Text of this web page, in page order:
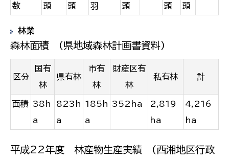
数 頭 頭 羽 頭 頭 頭
林業
森林面積 (県地域森林計画書資料)
区分
国有
林
県有林
市有
林
財産区有
林
私有林 計
面積 38h
a
823h
a
185h
a
352ha
2,819
ha
4,216
ha
平成22年度 林産物生産実績 (西湘地区行政